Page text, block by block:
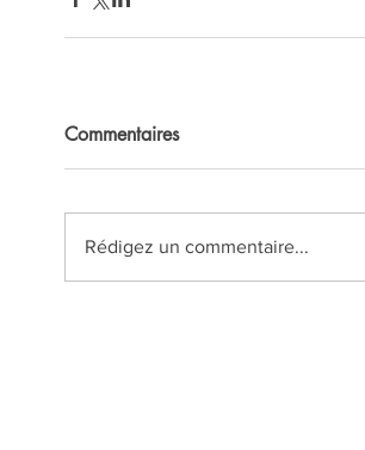
Commentaires
Rédigez un commentaire...